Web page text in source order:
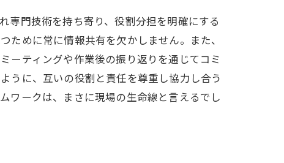
専門技術を持ち寄り、役割分担を明確にする
めに常に情報共有を欠かしません。また、
ーティングや作業後の振り返りを通じてコミ
うに、互いの役割と責任を尊重し協力し合う
ワークは、まさに現場の生命線と言えるでし